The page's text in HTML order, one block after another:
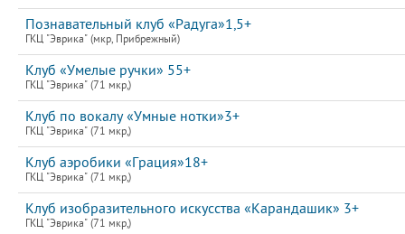
Познавательный клуб «Радуга»1,5+
ГКЦ "Эврика" (мкр, Прибрежный)
Клуб «Умелые ручки» 55+
ГКЦ "Эврика" (71 мкр,)
Клуб по вокалу «Умные нотки»3+
ГКЦ "Эврика" (71 мкр,)
Клуб аэробики «Грация»18+
ГКЦ "Эврика" (71 мкр,)
Клуб изобразительного искусства «Карандашик» 3+
ГКЦ "Эврика" (71 мкр,)